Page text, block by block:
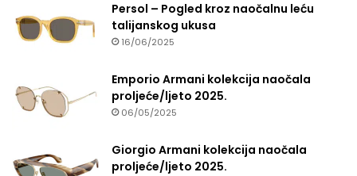
Persol – Pogled kroz naočalnu leću
talijanskog ukusa
16/06/2025
Emporio Armani kolekcija naočala
proljeće/ljeto 2025.
06/05/2025
Giorgio Armani kolekcija naočala
proljeće/ljeto 2025.